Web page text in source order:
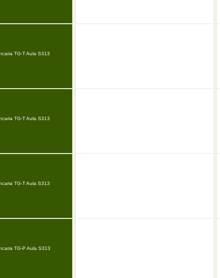
TG-T Aula S313
TG-T Aula S313
TG-T Aula S313
TG-P Aula S313